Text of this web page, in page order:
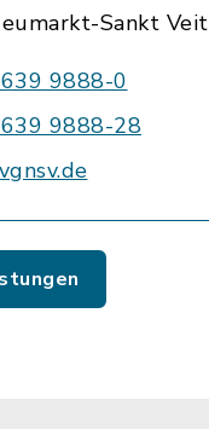
Sankt Veit
9888-0
9888-28